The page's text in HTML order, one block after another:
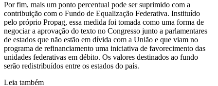
Por fim, mais um ponto percentual pode ser suprimido com a
contribuição com o Fundo de Equalização Federativa. Instituído
pelo próprio Propag, essa medida foi tomada como uma forma de
negociar a aprovação do texto no Congresso junto a parlamentares
de estados que não estão em dívida com a União e que viam no
programa de refinanciamento uma iniciativa de favorecimento das
unidades federativas em débito. Os valores destinados ao fundo
serão redistribuídos entre os estados do país.
Leia também